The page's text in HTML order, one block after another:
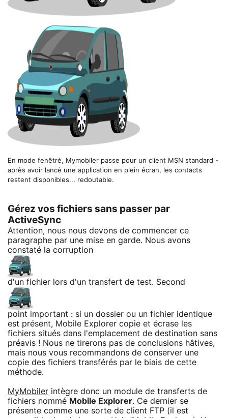
En mode fenêtré, Mymobiler passe pour un client MSN standard -
après avoir lancé une application en plein écran, les contacts
restent disponibles... redoutable.
Gérez vos fichiers sans passer par
ActiveSync
Attention, nous nous devons de commencer ce
paragraphe par une mise en garde. Nous avons
constaté la corruption
d'un fichier lors d'un transfert de test. Second
point important : si un dossier ou un fichier identique
est présent, Mobile Explorer copie et écrase les
fichiers situés dans l'emplacement de destination sans
préavis ! Nous ne tirerons pas de conclusions hâtives,
mais nous vous recommandons de conserver une
copie des fichiers transférés par le biais de cette
méthode.
MyMobiler intègre donc un module de transferts de
fichiers nommé Mobile Explorer. Ce dernier se
présente comme une sorte de client FTP (il est